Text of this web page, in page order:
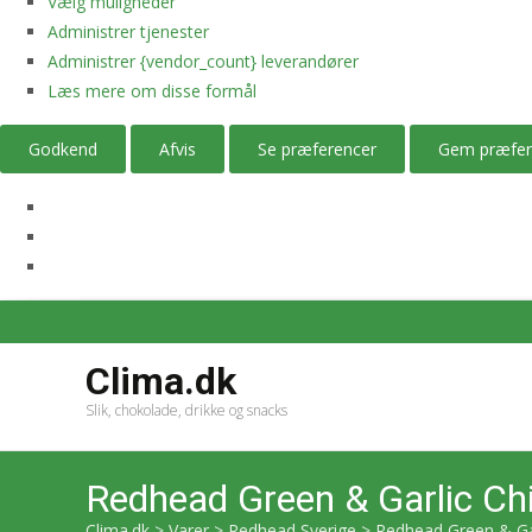
Administrer tjenester
Administrer {vendor_count} leverandører
Læs mere om disse formål
Godkend Afvis Se præferencer Gem
Clima.dk
Slik, chokolade, drikke og snacks
Redhead Green & Garlic